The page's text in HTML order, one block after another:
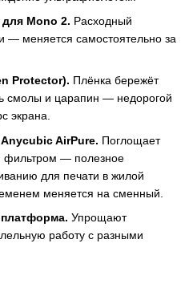
для Mono 2. Расходный
— меняется самостоятельно за
Protector). Плёнка бережёт
смолы и царапин — недорогой
экрана.
AirPure. Поглощает
фильтром — полезное
для печати в жилой
меняется на сменный.
платформа. Упрощают
работу с разными